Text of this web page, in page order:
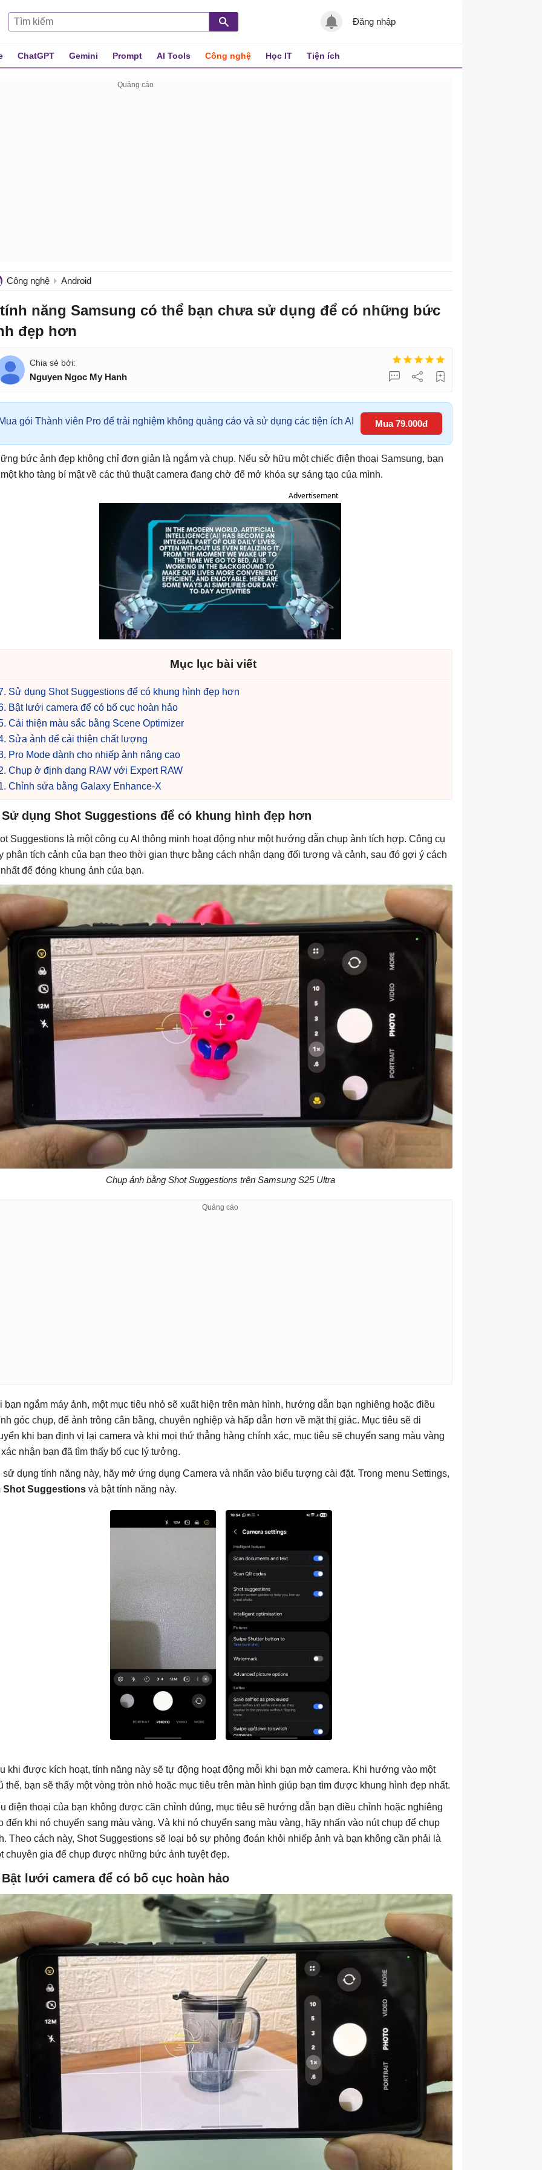
Đăng nhập
ChatGPT Gemini Prompt AI Tools Công nghệ Học IT Tiện ích
Công nghệ Android
năng Samsung có thể bạn chưa sử dụng để có những bức
đẹp hơn
Nguyen Ngoc My Hanh
Mua gói Thành viên Pro để trải nghiệm không quảng cáo và sử dụng các tiện ích AI Mua 79.000đ
bức ảnh đẹp không chỉ đơn giản là ngắm và chụp. Nếu sở hữu một chiếc điện thoại Samsung, bạn
kho tàng bí mật về các thủ thuật camera đang chờ để mở khóa sự sáng tạo của mình.
Advertisement
Mục lục bài viết
Sử dụng Shot Suggestions để có khung hình đẹp hơn
Bật lưới camera để có bố cục hoàn hảo
Cải thiện màu sắc bằng Scene Optimizer
Sửa ảnh để cải thiện chất lượng
Pro Mode dành cho nhiếp ảnh nâng cao
Chụp ở định dạng RAW với Expert RAW
Chỉnh sửa bằng Galaxy Enhance-X
Sử dụng Shot Suggestions để có khung hình đẹp hơn
Suggestions là một công cụ AI thông minh hoạt động như một hướng dẫn chụp ảnh tích hợp. Công cụ
phân tích cảnh của bạn theo thời gian thực bằng cách nhận dạng đối tượng và cảnh, sau đó gợi ý cách
để đóng khung ảnh của bạn.
Chụp ảnh bằng Shot Suggestions trên Samsung S25 Ultra
bạn ngắm máy ảnh, một mục tiêu nhỏ sẽ xuất hiện trên màn hình, hướng dẫn bạn nghiêng hoặc điều
góc chụp, để ảnh trông cân bằng, chuyên nghiệp và hấp dẫn hơn về mặt thị giác. Mục tiêu sẽ di
khi bạn định vị lại camera và khi mọi thứ thẳng hàng chính xác, mục tiêu sẽ chuyển sang màu vàng
nhận bạn đã tìm thấy bố cục lý tưởng.
dụng tính năng này, hãy mở ứng dụng Camera và nhấn vào biểu tượng cài đặt. Trong menu Settings,
Shot Suggestions và bật tính năng này.
khi được kích hoạt, tính năng này sẽ tự động hoạt động mỗi khi bạn mở camera. Khi hướng vào một
thể, bạn sẽ thấy một vòng tròn nhỏ hoặc mục tiêu trên màn hình giúp bạn tìm được khung hình đẹp nhất.
điện thoại của bạn không được căn chỉnh đúng, mục tiêu sẽ hướng dẫn bạn điều chỉnh hoặc nghiêng
đến khi nó chuyển sang màu vàng. Và khi nó chuyển sang màu vàng, hãy nhấn vào nút chụp để chụp
Theo cách này, Shot Suggestions sẽ loại bỏ sự phỏng đoán khỏi nhiếp ảnh và bạn không cần phải là
chuyên gia để chụp được những bức ảnh tuyệt đẹp.
Bật lưới camera để có bố cục hoàn hảo